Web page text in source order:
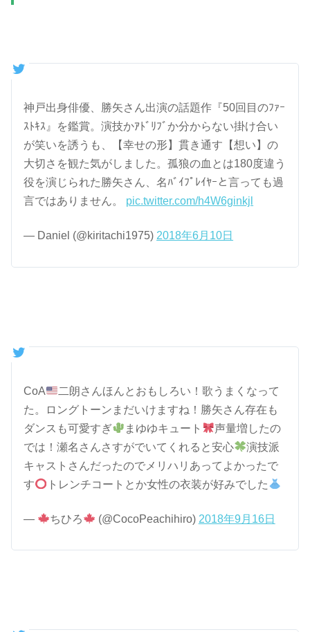
神戸出身俳優、勝矢さん出演の話題作『50回目のﾌｧｰ
ｽﾄｷｽ』を鑑賞。演技かｱﾄﾞﾘﾌﾞか分からない掛け合い
が笑いを誘うも、【幸せの形】貫き通す【想い】の
大切さを観た気がしました。孤狼の血とは180度違う
役を演じられた勝矢さん、名ﾊﾞｲﾌﾟﾚｲﾔｰと言っても過
言ではありません。 pic.twitter.com/h4W6ginkjl
— Daniel (@kiritachi1975) 2018年6月10日
CoA
二朗さんほんとおもしろい！歌うまくなって
た。ロングトーンまだいけますね！勝矢さん存在も
ダンスも可愛すぎ
まゆゆキュート
声量増したの
では！瀬名さんさすがでいてくれると安心
演技派
キャストさんだったのでメリハリあってよかったで
す
トレンチコートとか女性の衣装が好みでした
— ちひろ (@CocoPeachihiro) 2018年9月16日